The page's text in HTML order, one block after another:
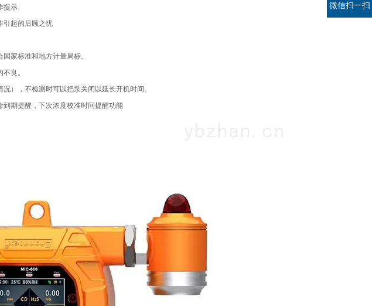
提示
引起的后顾之忧
家标准和地方计量局标。
良。
），不检测时可以把泵关闭以延长开机时间。
期提醒，下次浓度校准时间提醒功能
微信扫一扫